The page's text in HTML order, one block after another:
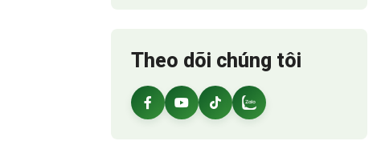
Theo dõi chúng tôi